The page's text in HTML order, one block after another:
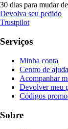
30 dias para mudar
Devolva seu pedido
Trustpilot
Serviços
Minha conta
Centro de ajuda
Acompanhar
Devolver meu
Códigos
Sobre